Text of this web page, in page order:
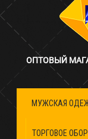
ОПТОВЫЙ
МУЖСКАЯ
ТОРГОВОЕ